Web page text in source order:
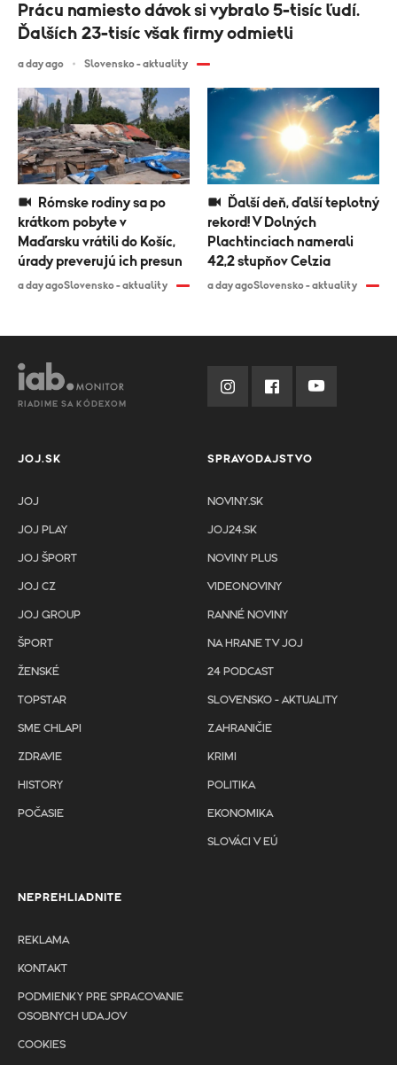
krátkom pobyte v
Maďarsku vrátili do Košíc,
úrady preverujú ich presun
a day agoSlovensko - aktuality
rekord! V Dolných
Plachtinciach namerali
42,2 stupňov Celzia
a day agoSlovensko - aktuality
Prácu namiesto dávok si vybralo 5-tisíc ľudí.
Ďalších 23-tisíc však firmy odmietli
a day ago Slovensko - aktuality
RIADIME SA KÓDEXOM
JOJ.SK
JOJ
JOJ PLAY
JOJ ŠPORT
JOJ CZ
JOJ GROUP
ŠPORT
ŽENSKÉ
TOPSTAR
SME CHLAPI
ZDRAVIE
HISTORY
POČASIE
SPRAVODAJSTVO
NOVINY.SK
JOJ24.SK
NOVINY PLUS
VIDEONOVINY
RANNÉ NOVINY
NA HRANE TV JOJ
24 PODCAST
SLOVENSKO - AKTUALITY
ZAHRANIČIE
KRIMI
POLITIKA
EKONOMIKA
SLOVÁCI V EÚ
NEPREHLIADNITE
REKLAMA
KONTAKT
PODMIENKY PRE SPRACOVANIE
OSOBNYCH UDAJOV
COOKIES